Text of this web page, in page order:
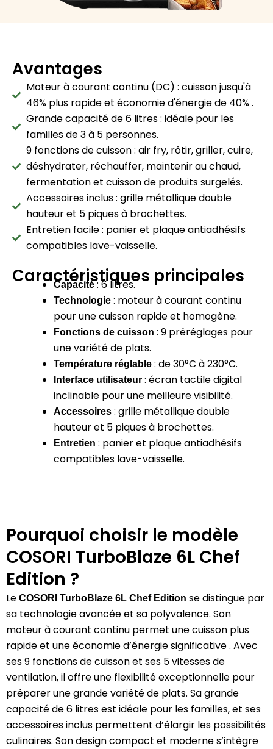
Avantages
Moteur à courant continu (DC) : cuisson jusqu'à
46% plus rapide et économie d'énergie de 40% .
Grande capacité de 6 litres : idéale pour les
familles de 3 à 5 personnes.
9 fonctions de cuisson : air fry, rôtir, griller, cuire,
déshydrater, réchauffer, maintenir au chaud,
fermentation et cuisson de produits surgelés.
Accessoires inclus : grille métallique double
hauteur et 5 piques à brochettes.
Entretien facile : panier et plaque antiadhésifs
compatibles lave-vaisselle.
Caractéristiques principales
Capacité:6 litres.
Technologie : moteur à courant continu
pour une cuisson rapide et homogène.
Fonctions de cuisson : 9 préréglages pour
une variété de plats.
Température réglable : de 30°C à 230°C.
Interface utilisateur : écran tactile digital
inclinable pour une meilleure visibilité.
Accessoires : grille métallique double
hauteur et 5 piques à brochettes.
Entretien : panier et plaque antiadhésifs
compatibles lave-vaisselle.
Pourquoi choisir le modèle
COSORI TurboBlaze 6L Chef
Edition ?
Le COSORI TurboBlaze 6L Chef Edition se distingue par
sa technologie avancée et sa polyvalence. Son
moteur à courant continu permet une cuisson plus
rapide et une économie d’énergie significative. Avec
ses 9 fonctions de cuisson et ses 5 vitesses de
ventilation, il offre une flexibilité exceptionnelle pour
préparer une grande variété de plats. Sa grande
capacité de 6 litres est idéale pour les familles, et ses
accessoires inclus permettent d’élargir les possibilités
culinaires. Son design compact et moderne s’intègre